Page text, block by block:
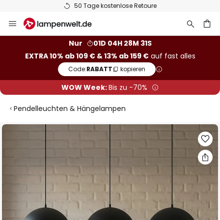
50 Tage kostenlose Retoure
Inhalt
Nur
01D 04H 28M 30S
EXTRA 10% ab 109 € & 13% ab 159 €auf fast alles
Code:RABATT kopieren
WOW Week:Bis zu -70%
Pendelleuchten & Hängelampen
Zum
Bildgalerie